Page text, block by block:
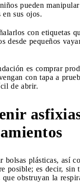
pueden
sus ojos.
con etiquetas
desde pequeños
es comprar
con tapa a
de abrir.
bolsas plásticas, así
posible; es decir, sin
que obstruyan la